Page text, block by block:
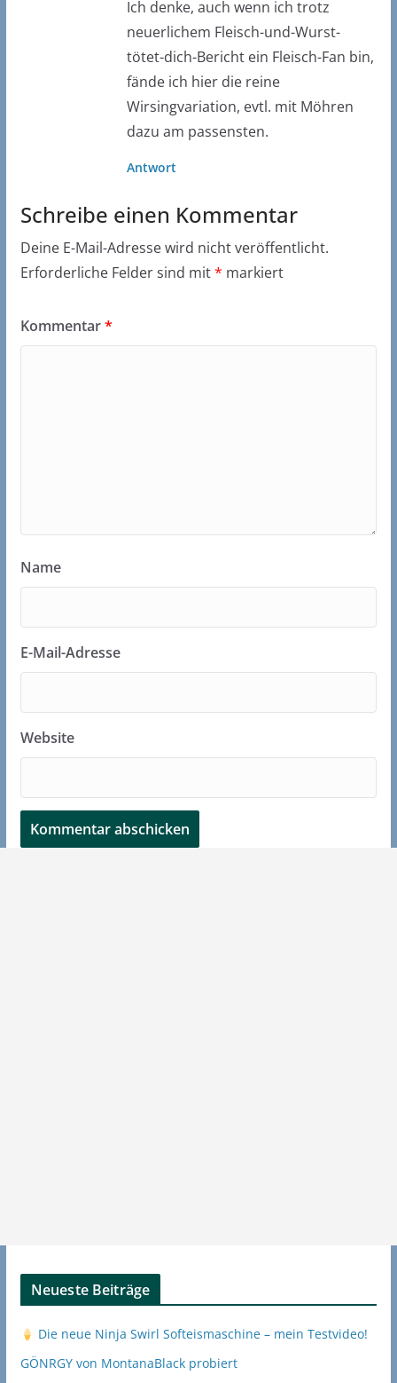
Ich denke, auch wenn ich trotz
neuerlichem Fleisch-und-Wurst-
tötet-dich-Bericht ein Fleisch-Fan bin,
fände ich hier die reine
Wirsingvariation, evtl. mit Möhren
dazu am passensten.
Antwort
Schreibe einen Kommentar
Deine E-Mail-Adresse wird nicht veröffentlicht.
Erforderliche Felder sind mit* markiert
Kommentar*
Name
E-Mail-Adresse
Website
Neueste Beiträge
Die neue Ninja Swirl Softeismaschine – mein Testvideo!
GÖNRGY von MontanaBlack probiert